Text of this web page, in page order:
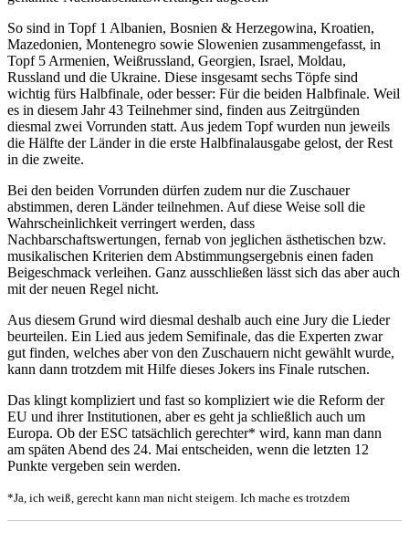
So sind in Topf 1 Albanien, Bosnien & Herzegowina, Kroatien,
Mazedonien, Montenegro sowie Slowenien zusammengefasst, in
Topf 5 Armenien, Weißrussland, Georgien, Israel, Moldau,
Russland und die Ukraine. Diese insgesamt sechs Töpfe sind
wichtig fürs Halbfinale, oder besser: Für die beiden Halbfinale. Weil
es in diesem Jahr 43 Teilnehmer sind, finden aus Zeitrgünden
diesmal zwei Vorrunden statt. Aus jedem Topf wurden nun jeweils
die Hälfte der Länder in die erste Halbfinalausgabe gelost, der Rest
in die zweite.
Bei den beiden Vorrunden dürfen zudem nur die Zuschauer
abstimmen, deren Länder teilnehmen. Auf diese Weise soll die
Wahrscheinlichkeit verringert werden, dass
Nachbarschaftswertungen, fernab von jeglichen ästhetischen bzw.
musikalischen Kriterien dem Abstimmungsergebnis einen faden
Beigeschmack verleihen. Ganz ausschließen lässt sich das aber auch
mit der neuen Regel nicht.
Aus diesem Grund wird diesmal deshalb auch eine Jury die Lieder
beurteilen. Ein Lied aus jedem Semifinale, das die Experten zwar
gut finden, welches aber von den Zuschauern nicht gewählt wurde,
kann dann trotzdem mit Hilfe dieses Jokers ins Finale rutschen.
Das klingt kompliziert und fast so kompliziert wie die Reform der
EU und ihrer Institutionen, aber es geht ja schließlich auch um
Europa. Ob der ESC tatsächlich gerechter* wird, kann man dann
am späten Abend des 24. Mai entscheiden, wenn die letzten 12
Punkte vergeben sein werden.
*Ja, ich weiß, gerecht kann man nicht steigern. Ich mache es trotzdem